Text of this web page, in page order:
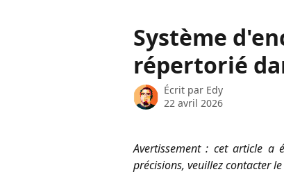
Système
répertorié
Écrit par Edy
22 avril 2026
Avertissement : cet article a
précisions, veuillez contacter